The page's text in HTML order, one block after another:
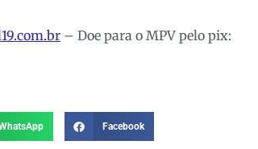
– Doe para o MPV pelo pix:
Facebook